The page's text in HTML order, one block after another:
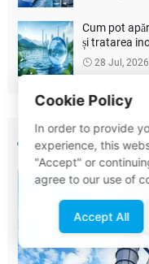
Cum pot
și tratarea
28 Jul, 2026
PRODUSE
Cookie Policy
In order to provide
experience, this
"Accept" or
agree to our use of
Accept All